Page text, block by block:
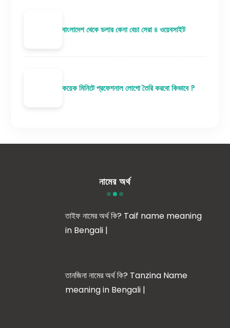
বাংলাদেশ থেকে ডলার কেনা বেচা সেরা ৪ ওয়েবসাইট
কয়েক মিনিটে প্রফেশনাল লোগো তৈরি করবো কিভাবে ?
নামের অর্থ
তাইফ নামের অর্থ কি? Taif name meaning
in Bengali |
তানজিনা নামের অর্থ কি? Tanzina Name
meaning in Bengali |